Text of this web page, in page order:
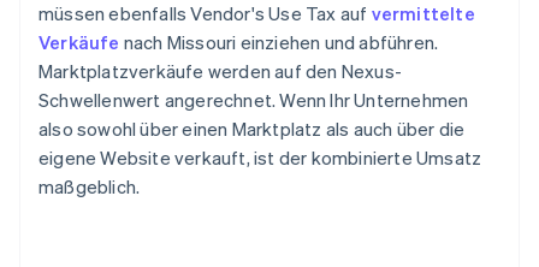
müssen ebenfalls Vendor's Use Tax auf vermittelte
Verkäufe nach Missouri einziehen und abführen.
Marktplatzverkäufe werden auf den Nexus-
Schwellenwert angerechnet. Wenn Ihr Unternehmen
also sowohl über einen Marktplatz als auch über die
eigene Website verkauft, ist der kombinierte Umsatz
maßgeblich.